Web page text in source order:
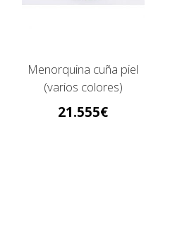
Menorquina cuña piel
(varios colores)
21.555